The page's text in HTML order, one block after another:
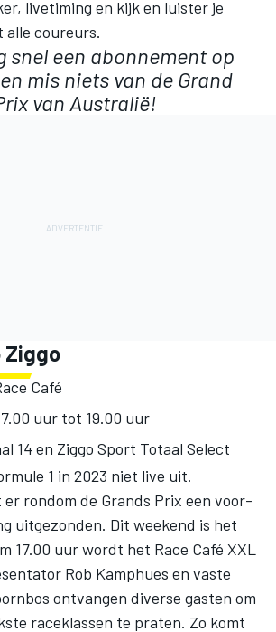
livetiming en kijk en luister je
alle coureurs.
snel een abonnement op
en mis niets van de Grand
van Australië!
Ziggo
Café
uur tot 19.00 uur
14 en Ziggo Sport Totaal Select
1 in 2023 niet live uit.
rondom de Grands Prix een voor-
uitgezonden. Dit weekend is het
17.00 uur wordt het Race Café XXL
Rob Kamphues en vaste
ontvangen diverse gasten om
raceklassen te praten. Zo komt